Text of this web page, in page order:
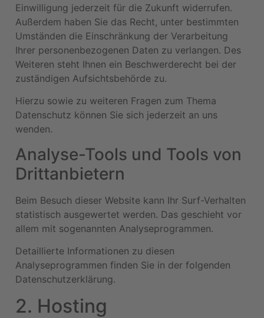
Einwilligung jederzeit für die Zukunft widerrufen.
Außerdem haben Sie das Recht, unter bestimmten
Umständen die Einschränkung der Verarbeitung
Ihrer personenbezogenen Daten zu verlangen. Des
Weiteren steht Ihnen ein Beschwerderecht bei der
zuständigen Aufsichtsbehörde zu.
Hierzu sowie zu weiteren Fragen zum Thema
Datenschutz können Sie sich jederzeit an uns
wenden.
Analyse-Tools und Tools von
Dritt­anbietern
Beim Besuch dieser Website kann Ihr Surf-Verhalten
statistisch ausgewertet werden. Das geschieht vor
allem mit sogenannten Analyseprogrammen.
Detaillierte Informationen zu diesen
Analyseprogrammen finden Sie in der folgenden
Datenschutzerklärung.
2. Hosting